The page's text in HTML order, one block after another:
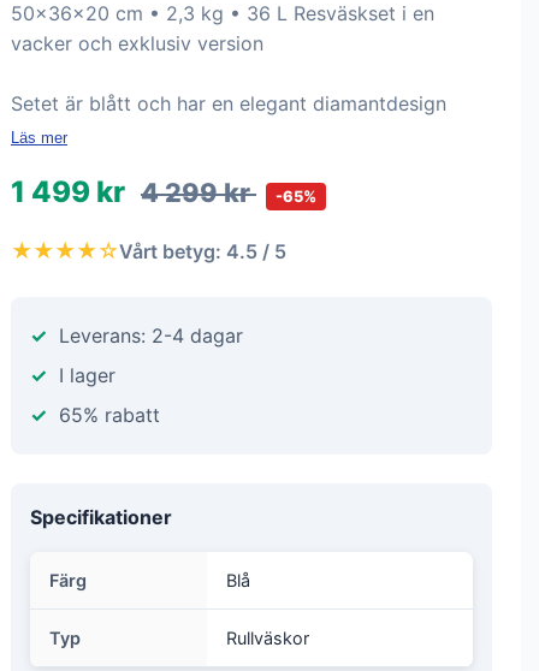
50x36x20 cm • 2,3 kg • 36 L Resväskset i en
vacker och exklusiv version
Setet är blått och har en elegant diamantdesign
Läs mer
1 499 kr 4 299 kr -65%
★★★★☆Vårt betyg: 4.5 / 5
Leverans: 2-4 dagar
I lager
65% rabatt
Specifikationer
Färg Blå
Typ Rullväskor